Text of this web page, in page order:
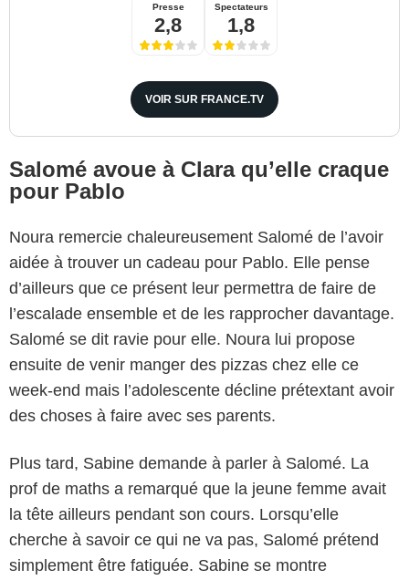
Presse
2,8
Spectateurs
1,8
VOIR SUR FRANCE.TV
Salomé avoue à Clara qu’elle craque
pour Pablo
Noura remercie chaleureusement Salomé de l’avoir
aidée à trouver un cadeau pour Pablo. Elle pense
d’ailleurs que ce présent leur permettra de faire de
l’escalade ensemble et de les rapprocher davantage.
Salomé se dit ravie pour elle. Noura lui propose
ensuite de venir manger des pizzas chez elle ce
week-end mais l’adolescente décline prétextant avoir
des choses à faire avec ses parents.
Plus tard, Sabine demande à parler à Salomé. La
prof de maths a remarqué que la jeune femme avait
la tête ailleurs pendant son cours. Lorsqu’elle
cherche à savoir ce qui ne va pas, Salomé prétend
simplement être fatiguée. Sabine se montre